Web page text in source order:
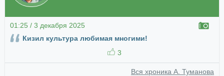
01:25 / 3 декабря 2025
Кизил культура любимая многими!
3
Вся хроника А. Туманова